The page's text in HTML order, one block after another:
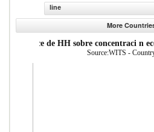
line
More
ndice de HH sobre concentraci n
Source:WITS -